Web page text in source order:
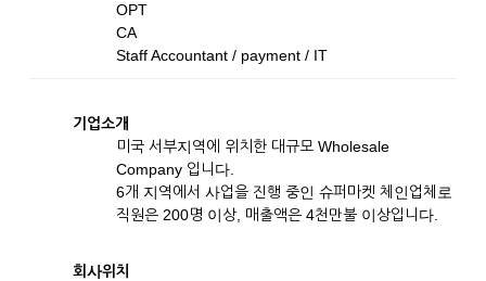
OPT
CA
Staff Accountant / payment / IT
기업소개
미국 서부지역에 위치한 대규모 Wholesale
Company 입니다.
6개 지역에서 사업을 진행 중인 슈퍼마켓 체인업체로
직원은 200명 이상, 매출액은 4천만불 이상입니다.
회사위치